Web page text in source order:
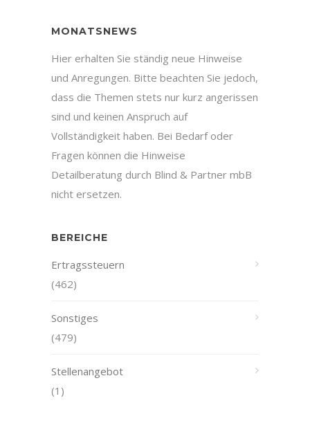
MONATSNEWS
Hier erhalten Sie ständig neue Hinweise
und Anregungen. Bitte beachten Sie jedoch,
dass die Themen stets nur kurz angerissen
sind und keinen Anspruch auf
Vollständigkeit haben. Bei Bedarf oder
Fragen können die Hinweise
Detailberatung durch Blind & Partner mbB
nicht ersetzen.
BEREICHE
Ertragssteuern
(462)
Sonstiges
(479)
Stellenangebot
(1)